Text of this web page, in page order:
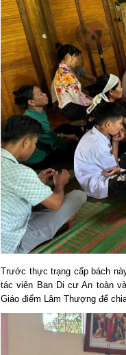
Trước thực trạng cấp bách
tác viên Ban Di cư An toàn
Giáo điểm Lâm Thượng để